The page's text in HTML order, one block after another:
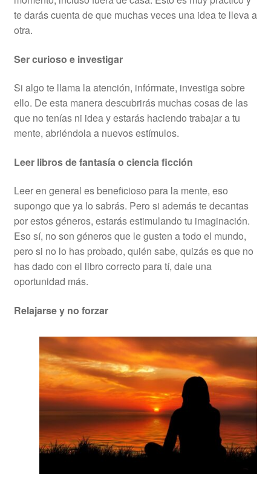
te darás cuenta de que muchas veces una idea te lleva a
otra.
Ser curioso e investigar
Si algo te llama la atención, infórmate, investiga sobre
ello. De esta manera descubrirás muchas cosas de las
que no tenías ni idea y estarás haciendo trabajar a tu
mente, abriéndola a nuevos estímulos.
Leer libros de fantasía o ciencia ficción
Leer en general es beneficioso para la mente, eso
supongo que ya lo sabrás. Pero si además te decantas
por estos géneros, estarás estimulando tu imaginación.
Eso sí, no son géneros que le gusten a todo el mundo,
pero si no lo has probado, quién sabe, quizás es que no
has dado con el libro correcto para tí, dale una
oportunidad más.
Relajarse y no forzar